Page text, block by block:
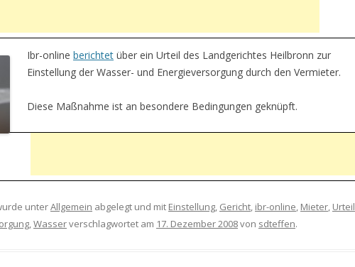
Ibr-online berichtet über ein Urteil des Landgerichtes Heilbronn zur
Einstellung der Wasser- und Energieversorgung durch den Vermieter.
Diese Maßnahme ist an besondere Bedingungen geknüpft.
unterAllgemein abgelegt und mit Einstellung, Gericht, ibr-online, Mieter, Urteil
,Wasserverschlagwortet am 17. Dezember 2008von sdteffen.